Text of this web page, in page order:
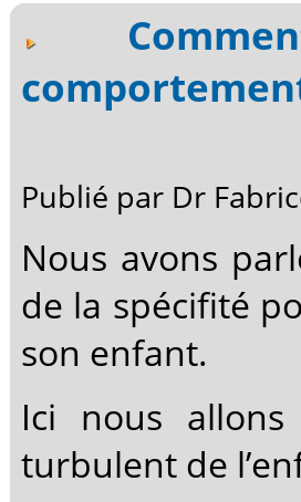
Publié par Dr
Nous avons
de la spécifité
son enfant.
Ici nous
turbulent de